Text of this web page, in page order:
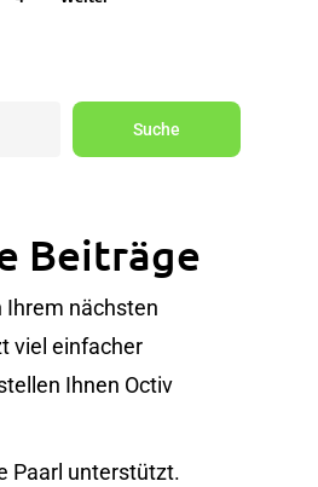
Suche
Beiträge
Ihrem nächsten
viel einfacher
Ihnen Octiv
Paarl unterstützt.